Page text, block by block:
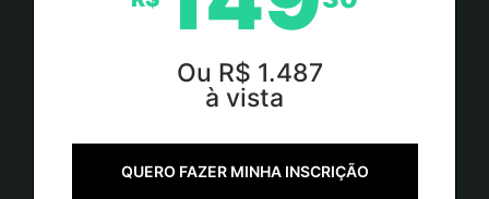
Ou R$ 1.487
à vista
QUERO FAZER MINHA INSCRIÇÃO